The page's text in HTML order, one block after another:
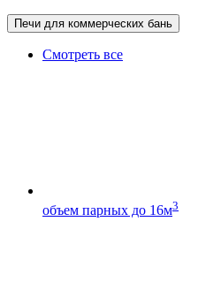
Печи для коммерческих бань
Смотреть все
объем парных до 16м3